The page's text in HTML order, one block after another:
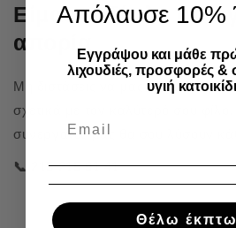
Είμαστε δίπλα σου
απορία
Μη διστάσεις να μας καλέσεις για
σχετικά με τον καλύτερό σου φίλο.
συνεργάτες μας θα σου λύσουν
📞 215 215 91 41
Απόλαυσε
Εγγράψου και μάθε
λιχουδιές, προσφορές &
υγιή
Θέλω